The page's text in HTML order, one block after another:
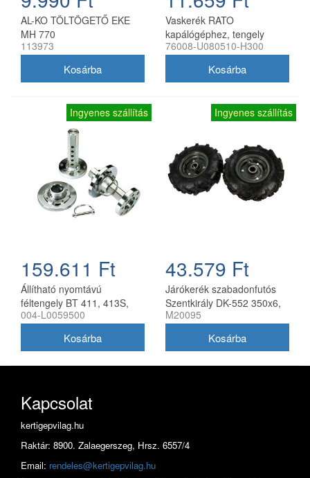
AL-KO TÖLTÖGETŐ EKE
MH 770
113973
Vaskerék RATO
kapálógéphez, tengely
nélkül
76008-U080510-H300
Ingyenes szállítás
159.611 Ft
Állítható nyomtávú
féltengely BT 411, 413S,
417S kultivátorhoz, Bertolini
004-L0059500
Ingyenes szállítás
43.579 Ft
Járókerék szabadonfutós
Szentkirály DK-552 350x6,
párban
M20095
Kapcsolat
kertigepvilag.hu
Raktár: 8900. Zalaegerszeg, Hrsz. 6557/4
Email: rendeles@kertigepvilag.hu